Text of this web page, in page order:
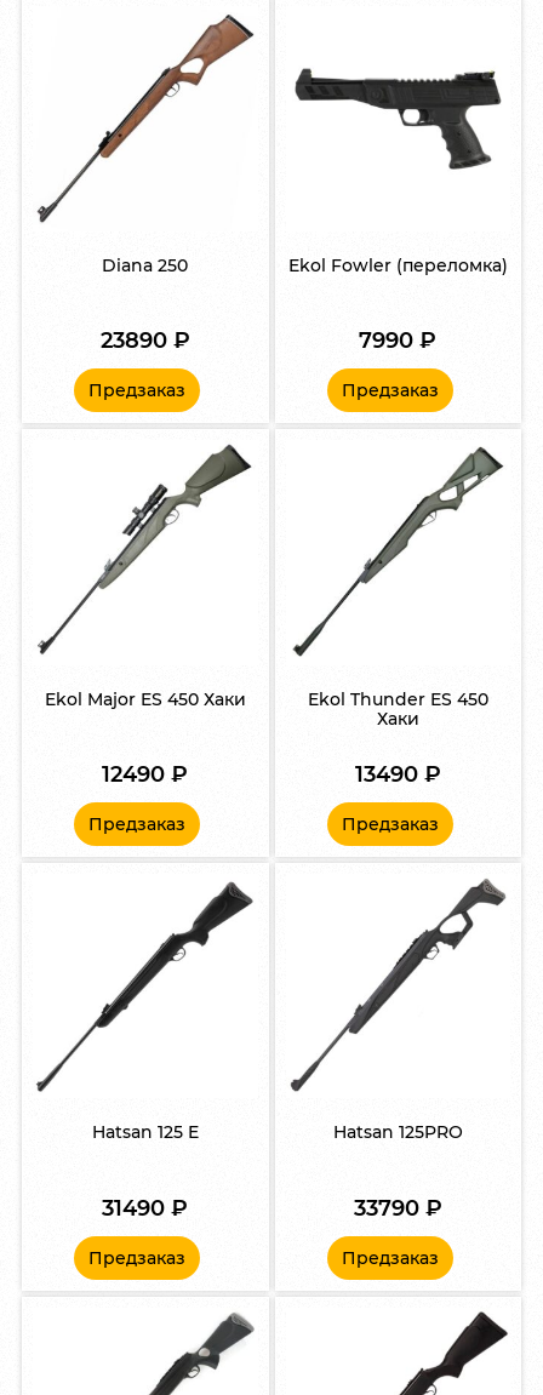
Diana 250
23890 ₽
Предзаказ
Ekol Fowler (переломка)
7990₽
Предзаказ
Ekol Major ES 450 Хаки
12490₽
Предзаказ
Ekol Thunder ES 450
Хаки
13490 ₽
Предзаказ
Hatsan 125 E
31490₽
Предзаказ
Hatsan 125PRO
33790 ₽
Предзаказ